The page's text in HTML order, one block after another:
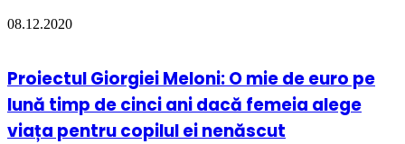
08.12.2020
Proiectul Giorgiei Meloni: O mie de euro pe
lună timp de cinci ani dacă femeia alege
viața pentru copilul ei nenăscut